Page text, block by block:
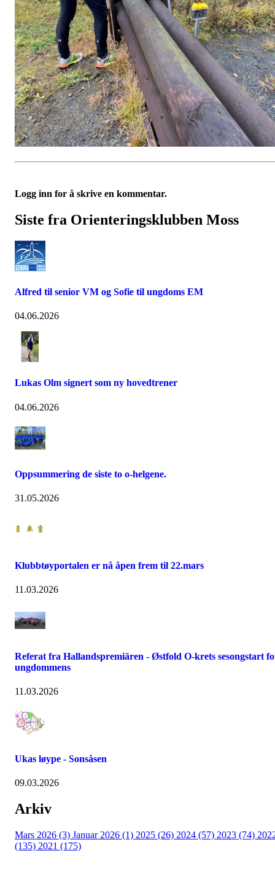
Logg inn for å skrive en kommentar.
Siste fra Orienteringsklubben Moss
Alfred til senior VM og Sofie til ungdoms EM
04.06.2026
Lukas Olm signert som ny hovedtrener
04.06.2026
Oppsummering de siste to o-helgene.
31.05.2026
Klubbtøyportalen er nå åpen frem til 22.mars
11.03.2026
Referat fra Hallandspremiären - Østfold O-krets sesongstart
ungdommens
11.03.2026
Ukas løype - Sonsåsen
09.03.2026
Arkiv
Mars 2026 (3) Januar 2026 (1) 2025 (26) 2024 (57) 2023 (74)
(135) 2021 (175)